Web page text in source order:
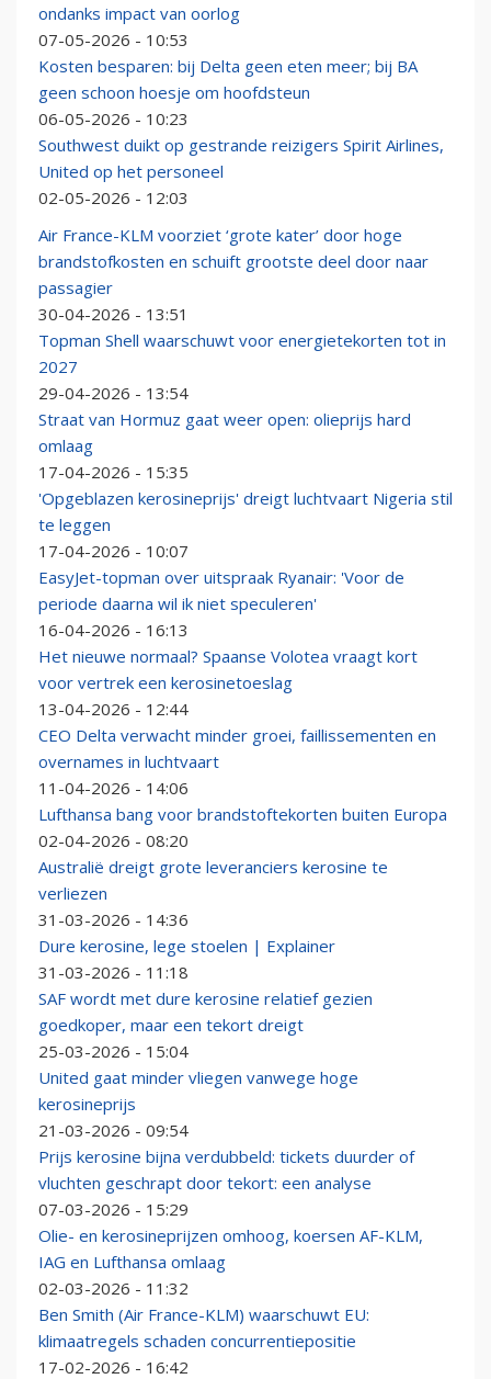
ondanks impact van oorlog
07-05-2026 - 10:53
Kosten besparen: bij Delta geen eten meer; bij BA
geen schoon hoesje om hoofdsteun
06-05-2026 - 10:23
Southwest duikt op gestrande reizigers Spirit Airlines,
United op het personeel
02-05-2026 - 12:03
Air France-KLM voorziet ‘grote kater’ door hoge
brandstofkosten en schuift grootste deel door naar
passagier
30-04-2026 - 13:51
Topman Shell waarschuwt voor energietekorten tot in
2027
29-04-2026 - 13:54
Straat van Hormuz gaat weer open: olieprijs hard
omlaag
17-04-2026 - 15:35
'Opgeblazen kerosineprijs' dreigt luchtvaart Nigeria stil
te leggen
17-04-2026 - 10:07
EasyJet-topman over uitspraak Ryanair: 'Voor de
periode daarna wil ik niet speculeren'
16-04-2026 - 16:13
Het nieuwe normaal? Spaanse Volotea vraagt kort
voor vertrek een kerosinetoeslag
13-04-2026 - 12:44
CEO Delta verwacht minder groei, faillissementen en
overnames in luchtvaart
11-04-2026 - 14:06
Lufthansa bang voor brandstoftekorten buiten Europa
02-04-2026 - 08:20
Australië dreigt grote leveranciers kerosine te
verliezen
31-03-2026 - 14:36
Dure kerosine, lege stoelen | Explainer
31-03-2026 - 11:18
SAF wordt met dure kerosine relatief gezien
goedkoper, maar een tekort dreigt
25-03-2026 - 15:04
United gaat minder vliegen vanwege hoge
kerosineprijs
21-03-2026 - 09:54
Prijs kerosine bijna verdubbeld: tickets duurder of
vluchten geschrapt door tekort: een analyse
07-03-2026 - 15:29
Olie- en kerosineprijzen omhoog, koersen AF-KLM,
IAG en Lufthansa omlaag
02-03-2026 - 11:32
Ben Smith (Air France-KLM) waarschuwt EU:
klimaatregels schaden concurrentiepositie
17-02-2026 - 16:42